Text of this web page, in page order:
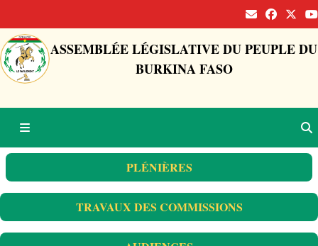
ASSEMBLÉE LÉGISLATIVE DU PEUPLE DU
BURKINA FASO
PLÉNIÈRES
TRAVAUX DES COMMISSIONS